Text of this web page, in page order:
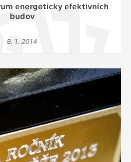
energeticky efektivních
budov
8. 1. 2014